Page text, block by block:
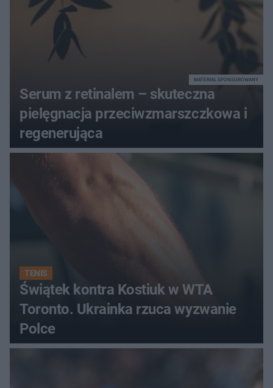
Serum z retinalem – skuteczna
pielęgnacja przeciwzmarszczkowa i
regenerująca
MATERIAŁ SPONSOROWANY
TENIS
Świątek kontra Kostiuk w WTA
Toronto. Ukrainka rzuca wyzwanie
Polce